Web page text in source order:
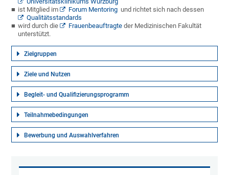
ist Mitglied im
Forum Mentoring und richtet sich nach dessen
Qualitätsstandards
wird durch die
Frauenbeauftragte der Medizinischen Fakultät
unterstützt.
Zielgruppen
Ziele und Nutzen
Begleit- und Qualifizierungsprogramm
Teilnahmebedingungen
Bewerbung und Auswahlverfahren